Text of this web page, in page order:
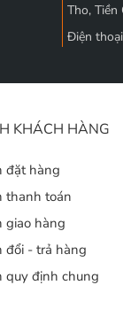
Tho, Tiền
Điện
KHÁCH HÀNG
đặt hàng
thanh toán
giao hàng
đổi - trả hàng
quy định chung